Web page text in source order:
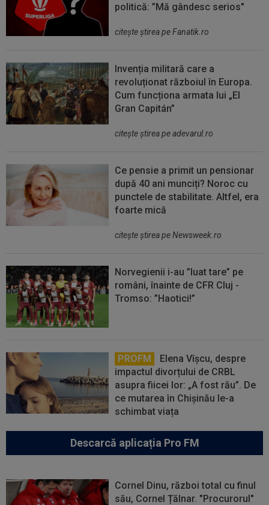
politică: ”Mă gândesc serios"
citeşte ştirea pe Fanatik.ro
Invenția militară care a
revoluționat războiul în Europa.
Cum funcționa armata lui „El
Gran Capitán”
citeşte ştirea pe adevarul.ro
Ce pensie a primit un pensionar
după 40 ani munciți? Noroc cu
punctele de stabilitate. Altfel, era
foarte mică
citeşte ştirea pe Newsweek.ro
Norvegienii i-au ”luat tare” pe
români, înainte de CFR Cluj -
Tromso: ”Haotici!”
PROFM
Elena Vîșcu, despre
impactul divorțului de CRBL
asupra fiicei lor: „A fost rău”. De
ce mutarea în Chișinău le-a
schimbat viața
Descarcă aplicația Pro FM
Cornel Dinu, război total cu finul
său, Cornel Țălnar. "Procurorul"